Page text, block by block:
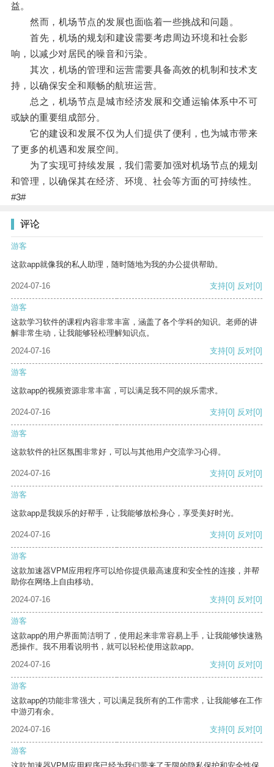
益。
然而，机场节点的发展也面临着一些挑战和问题。
首先，机场的规划和建设需要考虑周边环境和社会影
响，以减少对居民的噪音和污染。
其次，机场的管理和运营需要具备高效的机制和技术支
持，以确保安全和顺畅的航班运营。
总之，机场节点是城市经济发展和交通运输体系中不可
或缺的重要组成部分。
它的建设和发展不仅为人们提供了便利，也为城市带来
了更多的机遇和发展空间。
为了实现可持续发展，我们需要加强对机场节点的规划
和管理，以确保其在经济、环境、社会等方面的可持续性。
#3#
评论
游客
这款app就像我的私人助理，随时随地为我的办公提供帮助。
2024-07-16 支持[0] 反对[0]
游客
这款学习软件的课程内容非常丰富，涵盖了各个学科的知识。老师的讲
解非常生动，让我能够轻松理解知识点。
2024-07-16
支持[0] 反对[0]
游客
这款app的视频资源非常丰富，可以满足我不同的娱乐需求。
2024-07-16 支持[0] 反对[0]
游客
这款软件的社区氛围非常好，可以与其他用户交流学习心得。
2024-07-16 支持[0] 反对[0]
游客
这款app是我娱乐的好帮手，让我能够放松身心，享受美好时光。
2024-07-16 支持[0] 反对[0]
游客
这款加速器VPM应用程序可以给你提供最高速度和安全性的连接，并帮
助你在网络上自由移动。
2024-07-16
支持[0] 反对[0]
游客
这款app的用户界面简洁明了，使用起来非常容易上手，让我能够快速熟
悉操作。我不用看说明书，就可以轻松使用这款app。
2024-07-16
支持[0] 反对[0]
游客
这款app的功能非常强大，可以满足我所有的工作需求，让我能够在工作
中游刃有余。
2024-07-16
支持[0] 反对[0]
游客